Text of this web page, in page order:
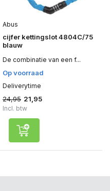
Abus
cijfer kettingslot 4804C/75
blauw
De combinatie van een f...
Op voorraad
Deliverytime
24,95 21,95
Incl. btw